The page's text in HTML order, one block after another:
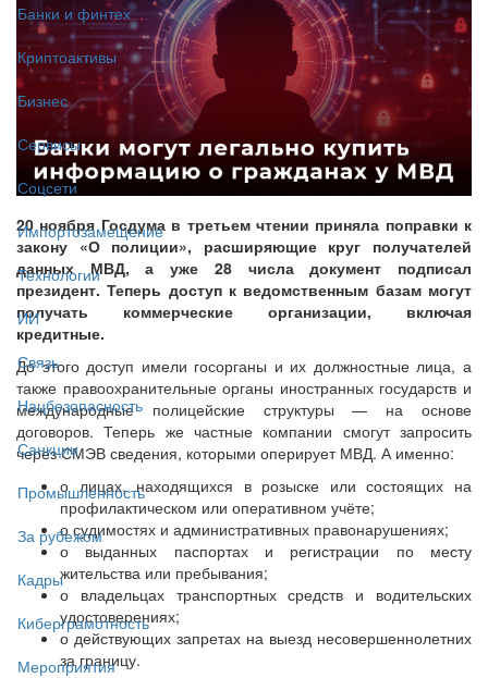
Банки и финтех
Криптоактивы
Бизнес
Сервисы
Соцсети
Импортозамещение
Технологии
ИИ
Связь
Нацбезопасность
Санкции
Промышленность
За рубежом
Кадры
Киберграмотность
Мероприятия
20 ноября Госдума в третьем чтении приняла поправки к
закону «О полиции», расширяющие круг получателей
данных МВД, а уже 28 числа документ подписал
президент. Теперь доступ к ведомственным базам могут
получать коммерческие организации, включая
кредитные.
До этого доступ имели госорганы и их должностные лица, а
также правоохранительные органы иностранных государств и
международные полицейские структуры — на основе
договоров. Теперь же частные компании смогут запросить
через СМЭВ сведения, которыми оперирует МВД. А именно:
о лицах, находящихся в розыске или состоящих на
профилактическом или оперативном учёте;
о судимостях и административных правонарушениях;
о выданных паспортах и регистрации по месту
жительства или пребывания;
о владельцах транспортных средств и водительских
удостоверениях;
о действующих запретах на выезд несовершеннолетних
за границу.